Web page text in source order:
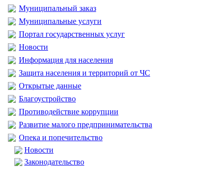
Муниципальный заказ
Муниципальные услуги
Портал государственных услуг
Новости
Информация для населения
Защита населения и территорий от ЧС
Открытые данные
Благоустройство
Противодействие коррупции
Развитие малого предпринимательства
Опека и попечительство
Новости
Законодательство